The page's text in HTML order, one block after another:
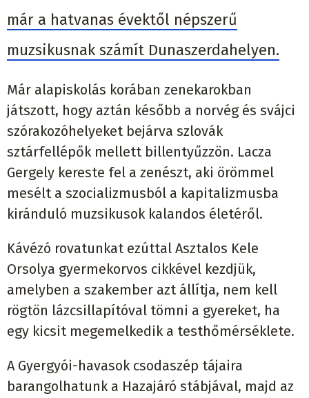
már a hatvanas évektől népszerű
muzsikusnak számít Dunaszerdahelyen.
Már alapiskolás korában zenekarokban
játszott, hogy aztán később a norvég és svájci
szórakozóhelyeket bejárva szlovák
sztárfellépők mellett billentyűzzön. Lacza
Gergely kereste fel a zenészt, aki örömmel
mesélt a szocializmusból a kapitalizmusba
kiránduló muzsikusok kalandos életéről.
Kávézó rovatunkat ezúttal Asztalos Kele
Orsolya gyermekorvos cikkével kezdjük,
amelyben a szakember azt állítja, nem kell
rögtön lázcsillapítóval tömni a gyereket, ha
egy kicsit megemelkedik a testhőmérséklete.
A Gyergyói-havasok csodaszép tájaira
barangolhatunk a Hazajáró stábjával, majd az